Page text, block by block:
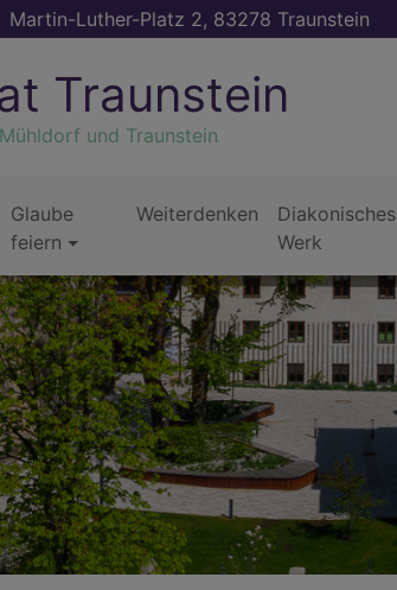
Martin-Luther-Platz 2, 83278 Traunstein
Traunstein
und Traunstein
Glaube
feiern
Weiterdenken
Diakonisches
Werk